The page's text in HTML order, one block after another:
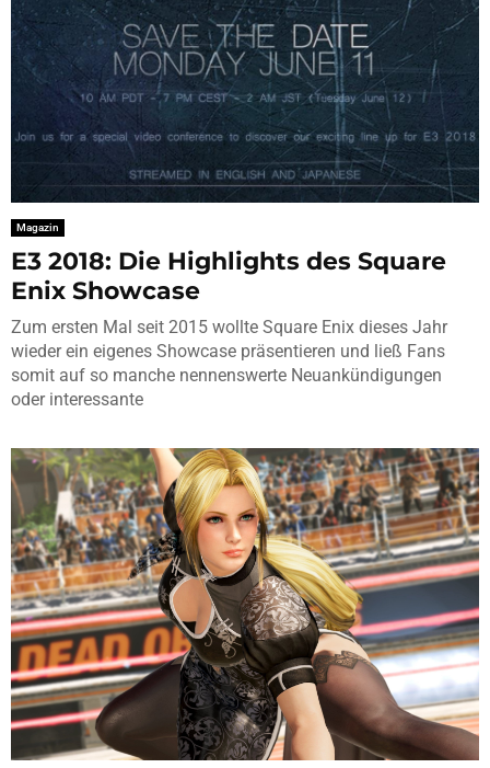
Magazin
E3 2018: Die Highlights des Square
Enix Showcase
Zum ersten Mal seit 2015 wollte Square Enix dieses Jahr
wieder ein eigenes Showcase präsentieren und ließ Fans
somit auf so manche nennenswerte Neuankündigungen
oder interessante